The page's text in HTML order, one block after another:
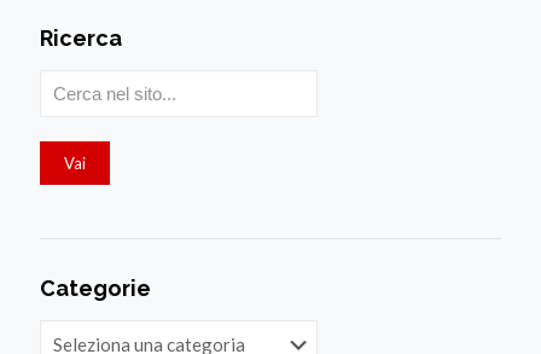
Ricerca
Categorie